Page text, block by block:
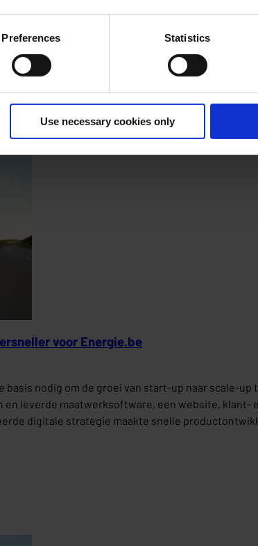
Preferences Statistics
Use necessary cookies only
en bedrijfsvoertuigen in Europa, had
Group aan de implementatie van een AI-
de nauwkeurigheid van de gegevens en
voor Energie.be
nodig om de groei van start-up naar scale-
leverde maatwerksoftware, een website,
digitale strategie maakte snelle